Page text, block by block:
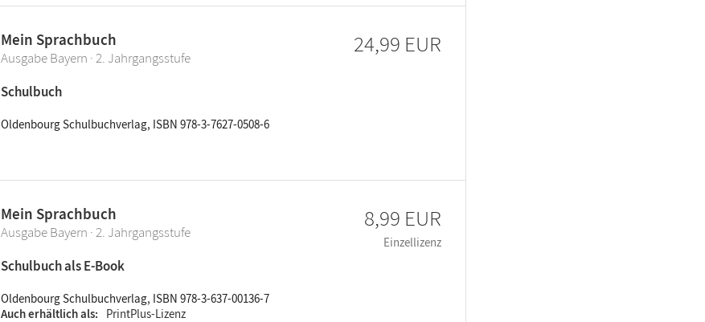
Mein Sprachbuch
Ausgabe Bayern · 2. Jahrgangsstufe
Schulbuch
Oldenbourg Schulbuchverlag, ISBN 978-3-7627-0508-6
24,99 EUR
Mein Sprachbuch
Ausgabe Bayern · 2. Jahrgangsstufe
Schulbuch als E-Book
Oldenbourg Schulbuchverlag, ISBN 978-3-637-00136-7
Auch erhältlich als
PrintPlus-Lizenz
8,99 EUR
Einzellizenz